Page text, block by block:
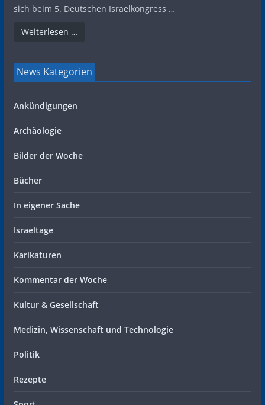
sich beim 5. Deutschen Israelkongress …
Weiterlesen …
News Kategorien
Ankündigungen
Archäologie
Bilder der Woche
Bücher
In eigener Sache
Israeltage
Karikaturen
Kommentar der Woche
Kultur & Gesellschaft
Medizin, Wissenschaft und Technologie
Politik
Rezepte